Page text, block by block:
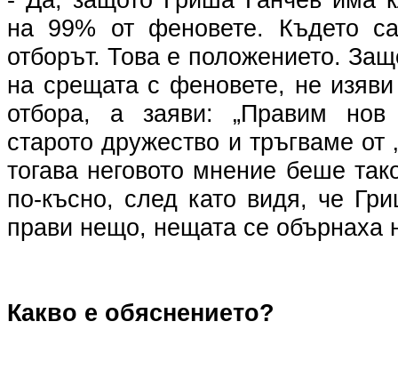
на 99% от феновете. Където
отборът. Това е положението.
на срещата с феновете, не
отбора, а заяви: „Правим нов
старото дружество и тръгваме
тогава неговото мнение беше
по-късно, след като видя, че
прави нещо, нещата се обърнаха
Какво е обяснението?